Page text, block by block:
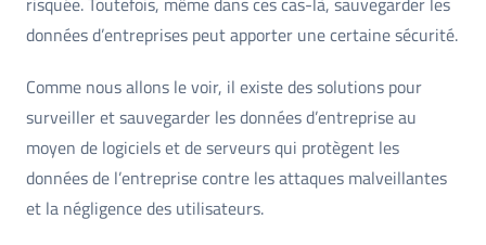
données d’entreprises peut apporter une certaine sécurité.
Comme nous allons le voir, il existe des solutions pour
surveiller et sauvegarder les données d’entreprise au
moyen de logiciels et de serveurs qui protègent les
données de l’entreprise contre les attaques malveillantes
et la négligence des utilisateurs.